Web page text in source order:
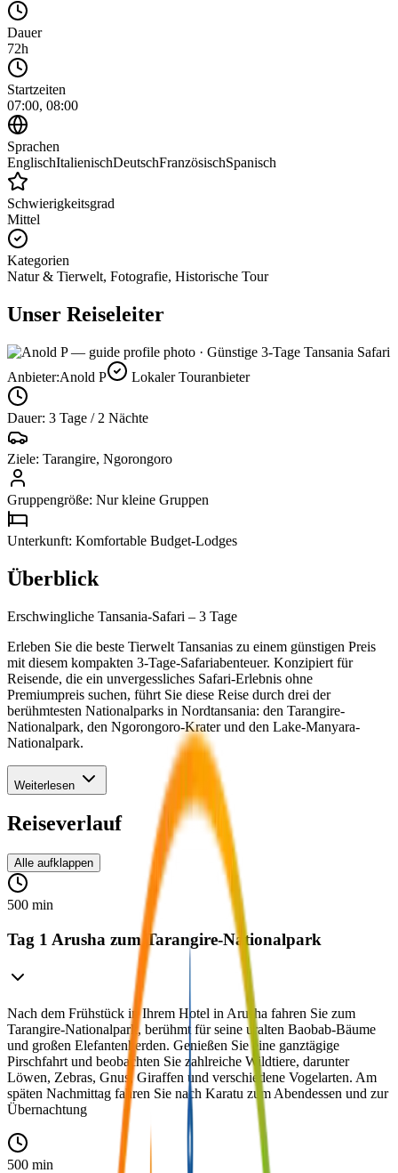
Dauer
72h
Startzeiten
07:00, 08:00
Sprachen
EnglischItalienischDeutschFranzösischSpanisch
Schwierigkeitsgrad
Mittel
Kategorien
Natur & Tierwelt, Fotografie, Historische Tour
Unser Reiseleiter
Anbieter:Anold P Lokaler Touranbieter
Dauer: 3 Tage / 2 Nächte
Ziele: Tarangire, Ngorongoro
Gruppengröße: Nur kleine Gruppen
Unterkunft: Komfortable Budget-Lodges
Überblick
Erschwingliche Tansania-Safari – 3 Tage
Erleben Sie die beste Tierwelt Tansanias zu einem günstigen Preis
mit diesem kompakten 3-Tage-Safariabenteuer. Konzipiert für
Reisende, die ein unvergessliches Safari-Erlebnis ohne
Premiumpreis suchen, führt Sie diese Reise durch drei der
berühmtesten Nationalparks in Nordtansania: den Tarangire-
Nationalpark, den Ngorongoro-Krater und den Lake-Manyara-
Nationalpark.
Weiterlesen
Reiseverlauf
Alle aufklappen
500 min
Tag 1 Arusha zum Tarangire-Nationalpark
Nach dem Frühstück in Ihrem Hotel in Arusha fahren Sie zum
Tarangire-Nationalpark, berühmt für seine uralten Baobab-Bäume
und großen Elefantenherden. Genießen Sie eine ganztägige
Pirschfahrt und beobachten Sie zahlreiche Wildtiere, darunter
Löwen, Zebras, Gnus, Giraffen und verschiedene Vogelarten. Am
späten Nachmittag fahren Sie nach Karatu zum Abendessen und zur
Übernachtung
500 min